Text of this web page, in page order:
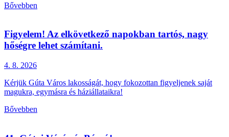
Bővebben
Figyelem! Az elkövetkező napokban tartós, nagy
hőségre lehet számítani.
4. 8. 2026
Kérjük Gúta Város lakosságát, hogy fokozottan figyeljenek saját
magukra, egymásra és háziállataikra!
Bővebben